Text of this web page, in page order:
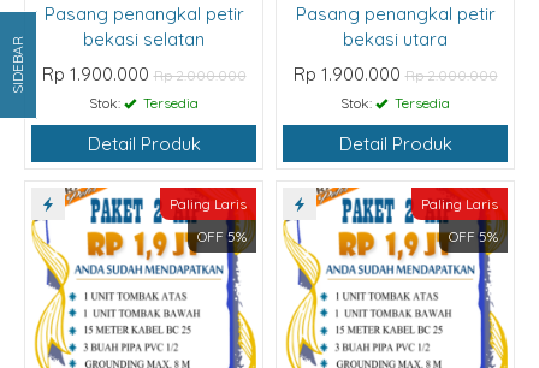
Pasang penangkal petir
bekasi selatan
Rp 1.900.000Rp 2.000.000
Stok:
Tersedia
Detail Produk
Pasang penangkal petir
bekasi utara
Rp 1.900.000Rp 2.000.000
Stok:
Tersedia
Detail Produk
Paling Laris
OFF 5%
Paling Laris
OFF 5%
SIDEBAR